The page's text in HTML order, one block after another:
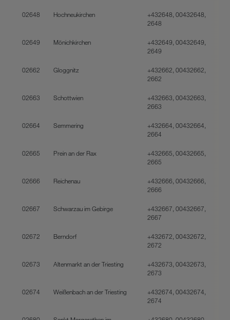
02648 Hochneukirchen
+432648, 00432648,
2648
02649 Mönichkirchen
+432649, 00432649,
2649
02662 Gloggnitz
+432662, 00432662,
2662
02663 Schottwien
+432663, 00432663,
2663
02664 Semmering
+432664, 00432664,
2664
02665 Prein an der Rax
+432665, 00432665,
2665
02666 Reichenau
+432666, 00432666,
2666
02667 Schwarzau im Gebirge
+432667, 00432667,
2667
02672 Berndorf
+432672, 00432672,
2672
02673 Altenmarkt an der Triesting
+432673, 00432673,
2673
02674 Weißenbach an der Triesting
+432674, 00432674,
2674